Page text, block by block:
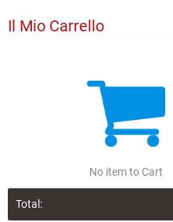
Il Mio Carrello
No item to Cart
Total: